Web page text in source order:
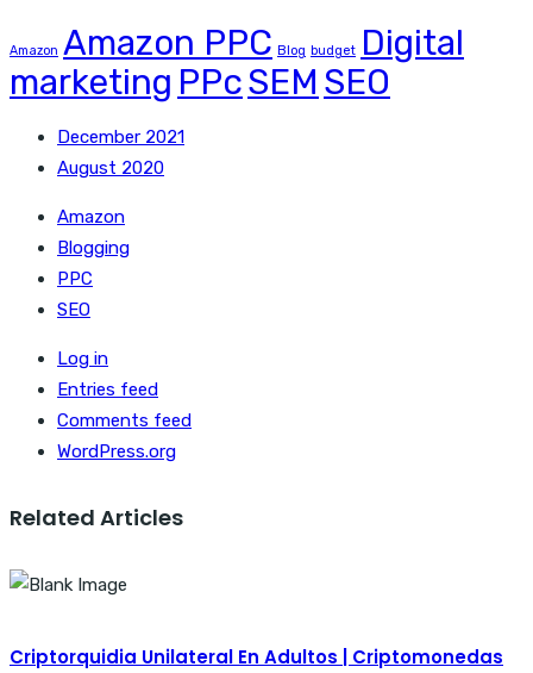
Amazon Amazon PPC Blog budget Digital
marketing PPcSEM SEO
December 2021
August 2020
Amazon
Blogging
PPC
SEO
Log in
Entries feed
Comments feed
WordPress.org
Related Articles
Criptorquidia Unilateral En Adultos | Criptomonedas